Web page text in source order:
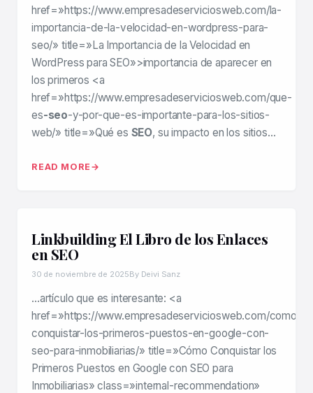
href=»https://www.empresadeserviciosweb.com/la-
importancia-de-la-velocidad-en-wordpress-para-
seo/» title=»La Importancia de la Velocidad en
WordPress para SEO»>importancia de aparecer en
los primeros <a
href=»https://www.empresadeserviciosweb.com/que-
es-seo-y-por-que-es-importante-para-los-sitios-
web/» title=»Qué es SEO, su impacto en los sitios…
READ MORE
Linkbuilding El Libro de los Enlaces
en SEO
30 de noviembre de 2025By Deivi Sanz
…artículo que es interesante: <a
href=»https://www.empresadeserviciosweb.com/como-
conquistar-los-primeros-puestos-en-google-con-
seo-para-inmobiliarias/» title=»Cómo Conquistar los
Primeros Puestos en Google con SEO para
Inmobiliarias» class=»internal-recommendation»